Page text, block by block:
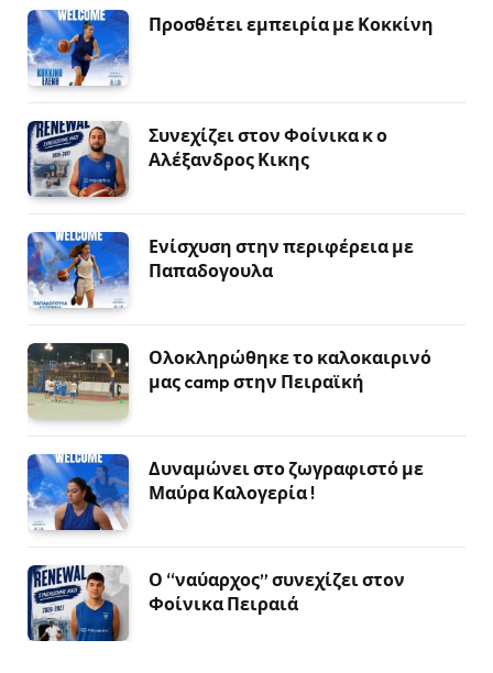
Προσθέτει εμπειρία με Κοκκίνη
Συνεχίζει στον Φοίνικα κ ο
Αλέξανδρος Κικης
Ενίσχυση στην περιφέρεια με
Παπαδογουλα
Ολοκληρώθηκε το καλοκαιρινό
μας camp στην Πειραϊκή
Δυναμώνει στο ζωγραφιστό με
Μαύρα Καλογερία !
Ο “ναύαρχος” συνεχίζει στον
Φοίνικα Πειραιά